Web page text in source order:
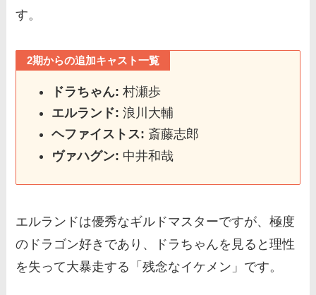
す。
2期からの追加キャスト一覧
ドラちゃん: 村瀬歩
エルランド: 浪川大輔
ヘファイストス: 斎藤志郎
ヴァハグン: 中井和哉
エルランドは優秀なギルドマスターですが、極度
のドラゴン好きであり、ドラちゃんを見ると理性
を失って大暴走する「残念なイケメン」です。